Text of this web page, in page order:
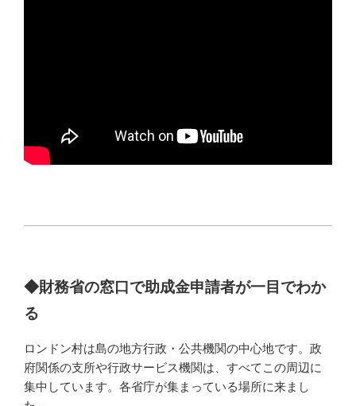
◆財務省の窓口で助成金申請者が一目でわか
る
ロンドン村は島の地方行政・公共機関の中心地です。政
府関係の支所や行政サービス機関は、すべてこの周辺に
集中しています。各省庁が集まっている場所に来まし